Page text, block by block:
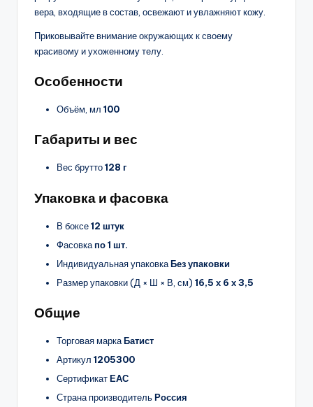
вера, входящие в состав, освежают и увлажняют кожу.
Приковывайте внимание окружающих к своему
красивому и ухоженному телу.
Особенности
Объём, мл 100
Габариты и вес
Вес брутто128 г
Упаковка и фасовка
В боксе12 штук
Фасовкапо 1 шт.
Индивидуальная упаковкаБез упаковки
Размер упаковки (Д × Ш × В, см) 16,5 х 6 х 3,5
Общие
Торговая маркаБатист
Артикул 1205300
СертификатЕАС
Страна производительРоссия